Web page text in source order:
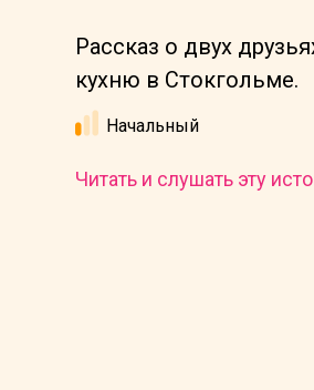
Рассказ о двух
кухню в Стокгольме.
Начальный
Читать и слушать эту